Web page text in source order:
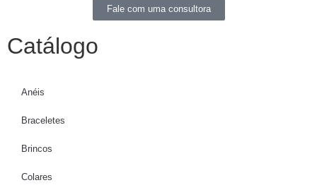
Fale com uma consultora
Catálogo
Anéis
Braceletes
Brincos
Colares